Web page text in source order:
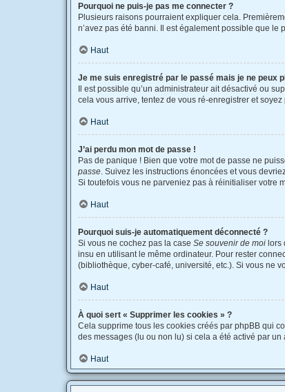
Pourquoi ne puis-je pas me connecter ?
Plusieurs raisons pourraient expliquer cela.
n’avez pas été banni. Il est également possible que le
Haut
Je me suis enregistré par le passé mais je ne peux
Il est possible qu’un administrateur ait désactivé ou
cela vous arrive, tentez de vous ré-enregistrer et soyez
Haut
J’ai perdu mon mot de passe !
Pas de panique ! Bien que votre mot de passe ne
passe . Suivez les instructions énoncées et vous
Si toutefois vous ne parveniez pas à réinitialiser votre
Haut
Pourquoi suis-je automatiquement déconnecté ?
Si vous ne cochez pas la case Se souvenir de moi lors
insu en utilisant le même ordinateur. Pour rester
(bibliothèque, cyber-café, université, etc.). Si vous ne
Haut
À quoi sert « Supprimer les cookies » ?
Cela supprime tous les cookies créés par phpBB qui
des messages (lu ou non lu) si cela a été activé par
Haut